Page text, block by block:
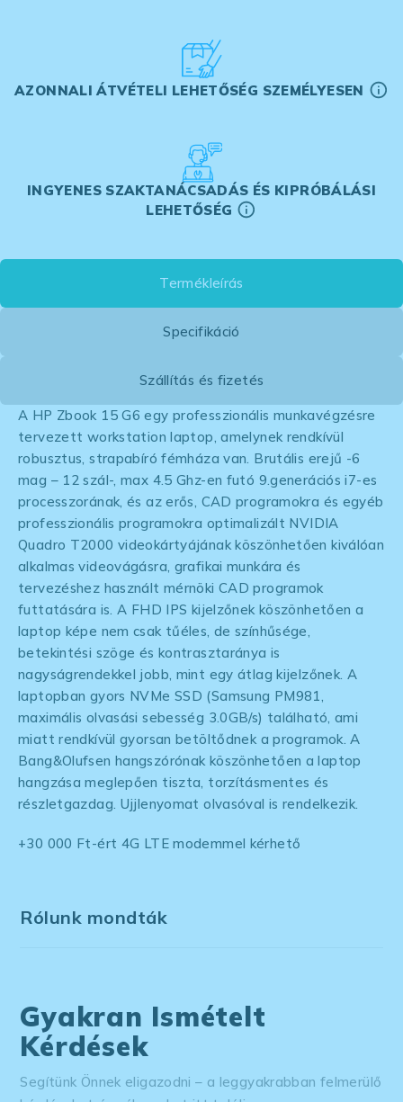
AZONNALI ÁTVÉTELI LEHETŐSÉG SZEMÉLYESEN
INGYENES SZAKTANÁCSADÁS ÉS KIPRÓBÁLÁSI
LEHETŐSÉG
Termékleírás
Specifikáció
Szállítás és fizetés
A HP Zbook 15 G6 egy professzionális munkavégzésre
tervezett workstation laptop, amelynek rendkívül
robusztus, strapabíró fémháza van. Brutális erejű -6
mag – 12 szál-, max 4.5 Ghz-en futó 9.generációs i7-es
processzorának, és az erős, CAD programokra és egyéb
professzionális programokra optimalizált NVIDIA
Quadro T2000 videokártyájának köszönhetően kiválóan
alkalmas videovágásra, grafikai munkára és
tervezéshez használt mérnöki CAD programok
futtatására is. A FHD IPS kijelzőnek köszönhetően a
laptop képe nem csak tűéles, de színhűsége,
betekintési szöge és kontrasztaránya is
nagyságrendekkel jobb, mint egy átlag kijelzőnek. A
laptopban gyors NVMe SSD (Samsung PM981,
maximális olvasási sebesség 3.0GB/s) található, ami
miatt rendkívül gyorsan betöltődnek a programok. A
Bang&Olufsen hangszórónak köszönhetően a laptop
hangzása meglepően tiszta, torzításmentes és
részletgazdag. Ujjlenyomat olvasóval is rendelkezik.
+30 000 Ft-ért 4G LTE modemmel kérhető
Rólunk mondták
Gyakran Ismételt
Kérdések
Segítünk Önnek eligazodni – a leggyakrabban felmerülő